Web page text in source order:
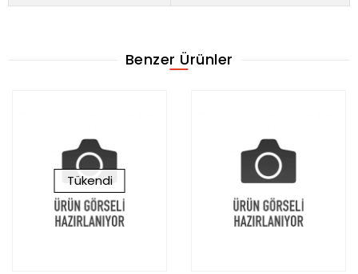
Benzer Ürünler
Tükendi